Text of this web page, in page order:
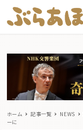
ホーム 記事一覧 NEWS
ーに